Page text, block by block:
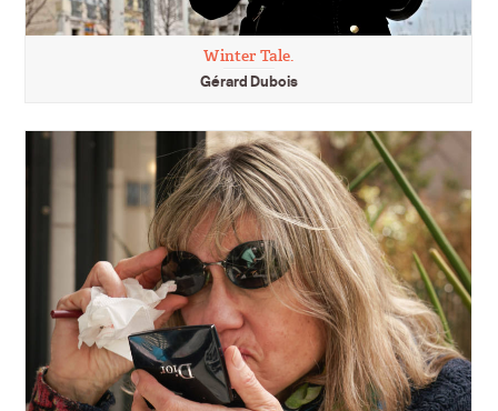
Winter Tale.
Gérard Dubois